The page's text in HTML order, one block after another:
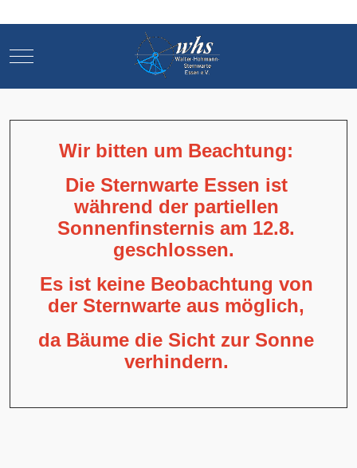
Mobile Menu Toggle
Wir bitten um Beachtung:
Die Sternwarte Essen ist
während der partiellen
Sonnenfinsternis am 12.8.
geschlossen.
Es ist keine Beobachtung von
der Sternwarte aus möglich,
da Bäume die Sicht zur Sonne
verhindern.